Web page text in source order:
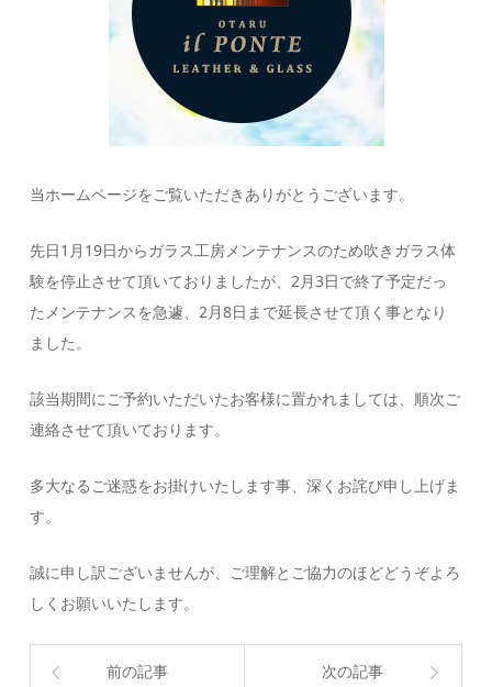
当ホームページをご覧いただきありがとうございます。
先日1月19日からガラス工房メンテナンスのため吹きガラス体
験を停止させて頂いておりましたが、2月3日で終了予定だっ
たメンテナンスを急遽、2月8日まで延長させて頂く事となり
ました。
該当期間にご予約いただいたお客様に置かれましては、順次ご
連絡させて頂いております。
多大なるご迷惑をお掛けいたします事、深くお詫び申し上げま
す。
誠に申し訳ございませんが、ご理解とご協力のほどどうぞよろ
しくお願いいたします。
前の記事 次の記事